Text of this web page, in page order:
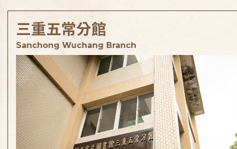
三重五常分館
Sanchong Wuchang Branch